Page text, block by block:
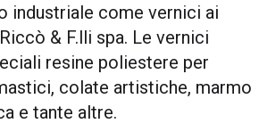
industriale come vernici ai
& F.lli spa. Le vernici
resine poliestere per
colate artistiche, marmo
e tante altre.